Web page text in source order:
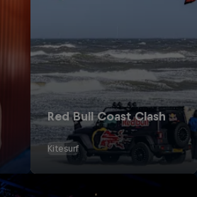
Red Bull Coast Clash
Kitesurf